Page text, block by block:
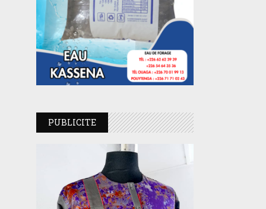
PUBLICITE